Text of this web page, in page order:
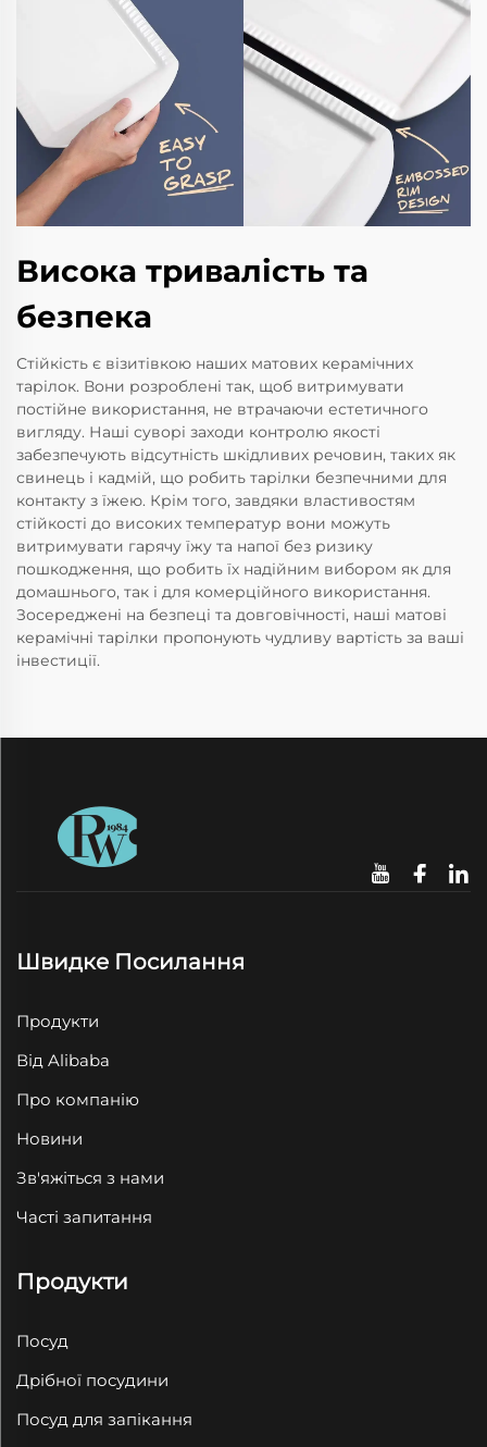
Висока тривалість та
безпека
Стійкість є візитівкою наших матових керамічних
тарілок. Вони розроблені так, щоб витримувати
постійне використання, не втрачаючи естетичного
вигляду. Наші суворі заходи контролю якості
забезпечують відсутність шкідливих речовин, таких як
свинець і кадмій, що робить тарілки безпечними для
контакту з їжею. Крім того, завдяки властивостям
стійкості до високих температур вони можуть
витримувати гарячу їжу та напої без ризику
пошкодження, що робить їх надійним вибором як для
домашнього, так і для комерційного використання.
Зосереджені на безпеці та довговічності, наші матові
керамічні тарілки пропонують чудливу вартість за ваші
інвестиції.
Швидке Посилання
Продукти
Від Alibaba
Про компанію
Новини
Зв'яжіться з нами
Часті запитання
Продукти
Посуд
Дрібної посудини
Посуд для запікання